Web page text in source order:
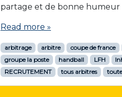
partage et de bonne humeur
Read more »
arbitrage arbitre coupe de france
groupe la poste
handball LFH
RECRUTEMENT
tous arbitres